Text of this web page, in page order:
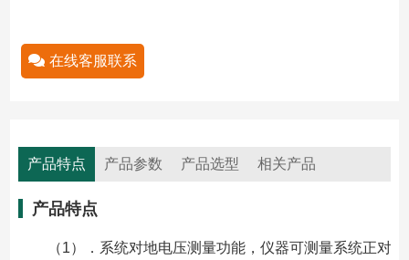
在线客服联系
产品特点 产品参数 产品选型 相关产品
产品特点
（1）．系统对地电压测量功能，仪器可测量系统正对